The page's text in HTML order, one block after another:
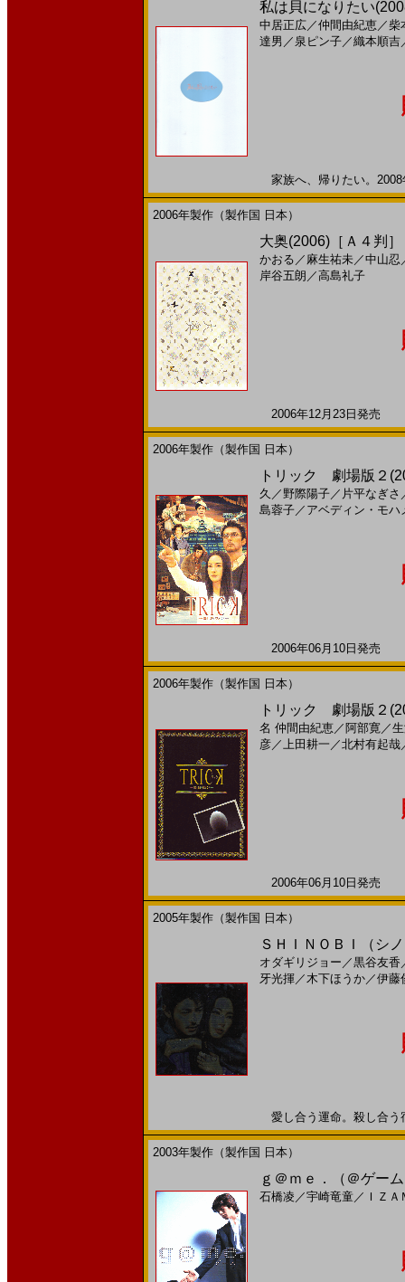
私は貝になりたい
中居正広／仲間由紀恵／柴
達男 ／ 泉ピン子／織本順吉
家族へ、帰りたい。
2006年製作（製作国 日本）
大奥(2006)［Ａ４判］
かおる ／ 麻生祐未 ／中山忍
岸谷五朗 ／高島礼子
2006年12月23日発売
2006年製作（製作国 日本）
トリック 劇場版２
久 ／ 野際陽子／ 片平なぎさ
島蓉子／ アベディン・モハ
2006年06月10日発売
2006年製作（製作国 日本）
トリック 劇場版２
名 仲間由紀恵／ 阿部寛／
彦／上田耕一 ／北村有起哉
2006年06月10日発売
2005年製作（製作国 日本）
ＳＨＩＮＯＢＩ（シ
オダギリジョー ／黒谷友香
牙光揮／木下ほうか／伊藤
愛し合う運命。殺し合
2003年製作（製作国 日本）
ｇ＠ｍｅ．（＠ゲー
石橋凌 ／宇崎竜童／ ＩＺＡ